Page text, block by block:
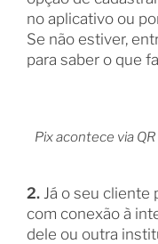
no aplicativo ou
Se não estiver,
para saber o que
Pix acontece via
2. Já o seu cliente
com conexão à
dele ou outra